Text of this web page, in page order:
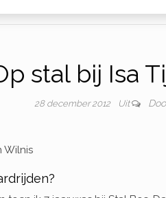
stal bij Isa
28 december 2012 Uit
Wilnis